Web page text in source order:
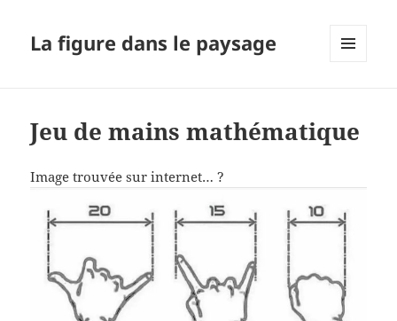
La figure dans le paysage
Jeu de mains mathématique
Image trouvée sur internet… ?